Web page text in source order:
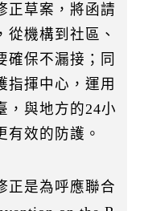
正草案，將函請
機構到社區、
確保不漏接；同
指揮中心，運用
，與地方的24小
有效的防護。
正是為呼應聯合